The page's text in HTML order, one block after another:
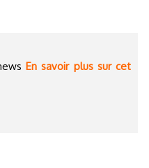
En savoir plus sur cet